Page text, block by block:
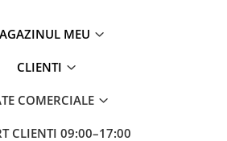
MEU
CLIENTI
COMERCIALE
CLIENTI 09:00–17:00